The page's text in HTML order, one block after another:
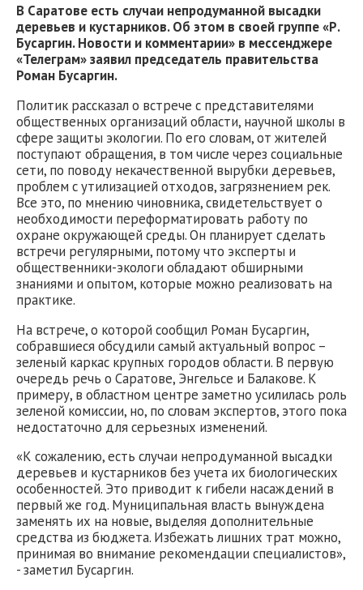
В Саратове есть случаи непродуманной высадки
деревьев и кустарников. Об этом в своей группе «Р.
Бусаргин. Новости и комментарии» в мессенджере
«Телеграм» заявил председатель правительства
Роман Бусаргин.
Политик рассказал о встрече с представителями
общественных организаций области, научной школы в
сфере защиты экологии. По его словам, от жителей
поступают обращения, в том числе через социальные
сети, по поводу некачественной вырубки деревьев,
проблем с утилизацией отходов, загрязнением рек.
Все это, по мнению чиновника, свидетельствует о
необходимости переформатировать работу по
охране окружающей среды. Он планирует сделать
встречи регулярными, потому что эксперты и
общественники-экологи обладают обширными
знаниями и опытом, которые можно реализовать на
практике.
На встрече, о которой сообщил Роман Бусаргин,
собравшиеся обсудили самый актуальный вопрос –
зеленый каркас крупных городов области. В первую
очередь речь о Саратове, Энгельсе и Балакове. К
примеру, в областном центре заметно усилилась роль
зеленой комиссии, но, по словам экспертов, этого пока
недостаточно для серьезных изменений.
«К сожалению, есть случаи непродуманной высадки
деревьев и кустарников без учета их биологических
особенностей. Это приводит к гибели насаждений в
первый же год. Муниципальная власть вынуждена
заменять их на новые, выделяя дополнительные
средства из бюджета. Избежать лишних трат можно,
принимая во внимание рекомендации специалистов»,
- заметил Бусаргин.